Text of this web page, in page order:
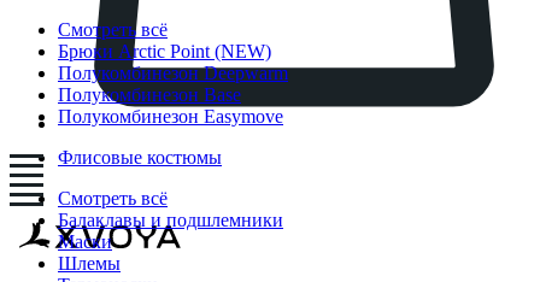
Смотреть всё
Брюки Arctic Point (NEW)
Полукомбинезон Deepwarm
Полукомбинезон Base
Полукомбинезон Easymove
Флисовые костюмы
Смотреть всё
Балаклавы и подшлемники
Маски
Шлемы